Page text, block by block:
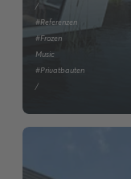
/
#Referenzen
#Frozen
Music
#Privatbauten
/